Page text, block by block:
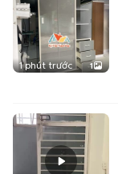
1 phút trước 1